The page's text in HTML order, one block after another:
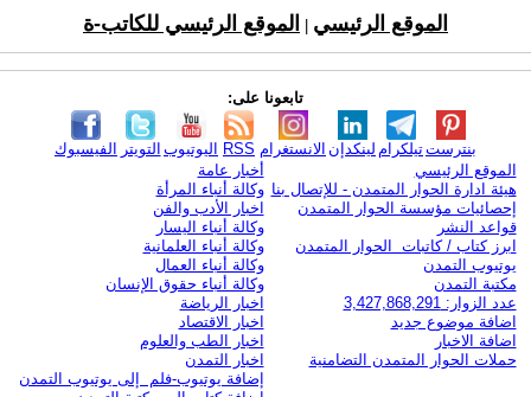
الموقع الرئيسي الموقع الرئيسي للكاتب-ة
تابعونا على:
الفيسبوك التويتر اليوتيوب RSS الانستغرام لينكدإن تيلكرامبنترست
الموقع الرئيسي
هيئة ادارة الحوار المتمدن - للإتصال بنا
إحصائيات مؤسسة الحوار المتمدن
قواعد النشر
ابرز كتاب / كاتبات الحوار المتمدن
يوتيوب التمدن
مكتبة التمدن
عدد الزوار: 3,427,868,291
اضافة موضوع جديد
اضافة الاخبار
حملات الحوار المتمدن التضامنية
أخبار عامة
وكالة أنباء المرأة
اخبار الأدب والفن
وكالة أنباء اليسار
وكالة أنباء العلمانية
وكالة أنباء العمال
وكالة أنباء حقوق الإنسان
اخبار الرياضة
اخبار الاقتصاد
اخبار الطب والعلوم
اخبار التمدن
إضافة يوتيوب-فلم إلى يوتيوب التمدن